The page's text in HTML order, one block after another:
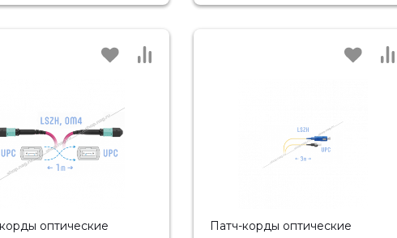
оптические Патч-корды оптические